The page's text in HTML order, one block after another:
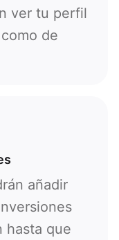
ver tu perfil
de
añadir
hasta que